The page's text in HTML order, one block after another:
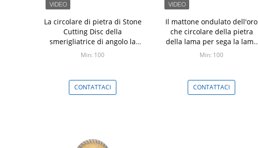
La circolare di pietra di Stone
Cutting Disc della
smerigliatrice di angolo la
lama per sega per il taglio del
Min: 100
CONTATTACI
Il mattone ondulato dell'oro
che circolare della pietra
della lama per sega la lama
per sega per il taglio del
Min: 100
CONTATTACI